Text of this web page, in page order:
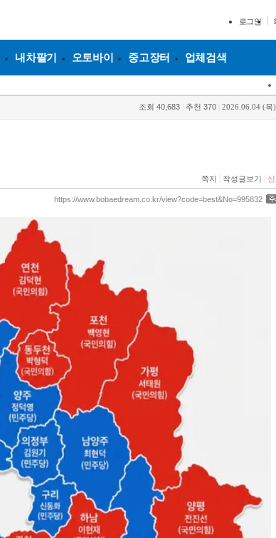
로그인
내차팔기 오토바이 중고장터 업체검색
조회 40,683 추천 370 2026.06.04 (목
쪽지 작성글보기
https://www.bobaedream.co.kr/view?code=best&No=995832